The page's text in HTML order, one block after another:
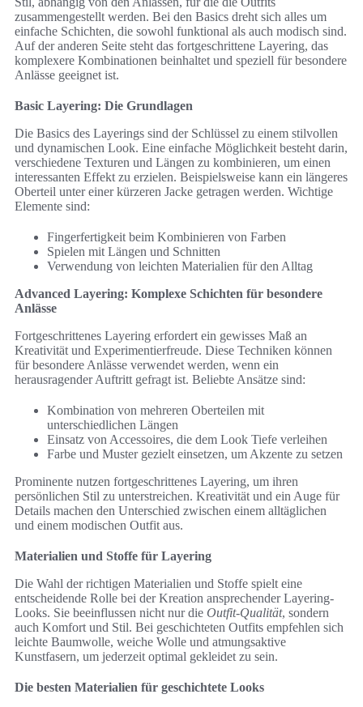
zusammengestellt werden. Bei den Basics dreht sich alles um
einfache Schichten, die sowohl funktional als auch modisch sind.
Auf der anderen Seite steht das fortgeschrittene Layering, das
komplexere Kombinationen beinhaltet und speziell für besondere
Anlässe geeignet ist.
Basic Layering: Die Grundlagen
Die Basics des Layerings sind der Schlüssel zu einem stilvollen
und dynamischen Look. Eine einfache Möglichkeit besteht darin,
verschiedene Texturen und Längen zu kombinieren, um einen
interessanten Effekt zu erzielen. Beispielsweise kann ein längeres
Oberteil unter einer kürzeren Jacke getragen werden. Wichtige
Elemente sind:
Fingerfertigkeit beim Kombinieren von Farben
Spielen mit Längen und Schnitten
Verwendung von leichten Materialien für den Alltag
Advanced Layering: Komplexe Schichten für besondere
Anlässe
Fortgeschrittenes Layering erfordert ein gewisses Maß an
Kreativität und Experimentierfreude. Diese Techniken können
für besondere Anlässe verwendet werden, wenn ein
herausragender Auftritt gefragt ist. Beliebte Ansätze sind:
Kombination von mehreren Oberteilen mit
unterschiedlichen Längen
Einsatz von Accessoires, die dem Look Tiefe verleihen
Farbe und Muster gezielt einsetzen, um Akzente zu setzen
Prominente nutzen fortgeschrittenes Layering, um ihren
persönlichen Stil zu unterstreichen. Kreativität und ein Auge für
Details machen den Unterschied zwischen einem alltäglichen
und einem modischen Outfit aus.
Materialien und Stoffe für Layering
Die Wahl der richtigen Materialien und Stoffe spielt eine
entscheidende Rolle bei der Kreation ansprechender Layering-
Looks. Sie beeinflussen nicht nur die Outfit-Qualität, sondern
auch Komfort und Stil. Bei geschichteten Outfits empfehlen sich
leichte Baumwolle, weiche Wolle und atmungsaktive
Kunstfasern, um jederzeit optimal gekleidet zu sein.
Die besten Materialien für geschichtete Looks